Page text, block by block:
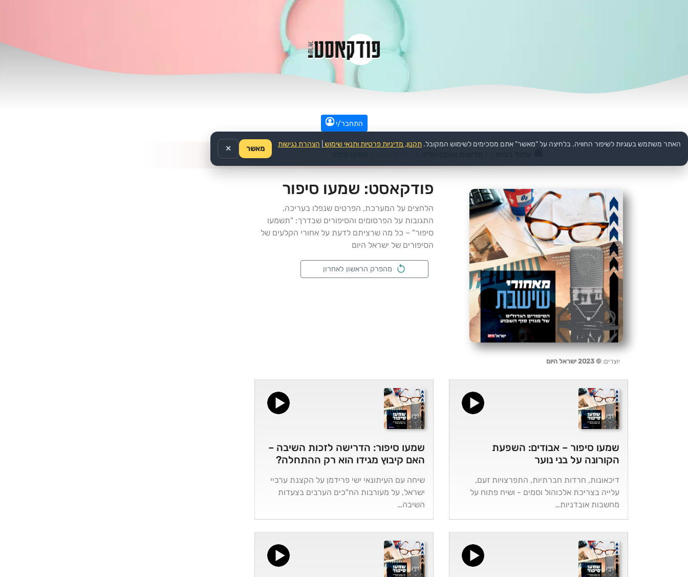
התחבר/י
יוצרים:© 2023 ישראל היום
פודקאסט: שמעו סיפור
הלחצים על המערכת, הפרטים שנפלו בעריכה,
התגובות על הפרסומים והסיפורים שבדרך: "תשמעו
סיפור" – כל מה שרציתם לדעת על אחורי הקלעים של
הסיפורים של ישראל היום
מהפרק הראשון לאחרון
שמעו סיפור – אבודים: השפעת
הקורונה על בני נוער
דיכאונות, חרדות חברתיות, התפרצויות זעם,
עלייה בצריכת אלכוהול וסמים - ושיח פתוח על
מחשבות אובדניות…
שמעו סיפור: הדרישה לזכות השיבה –
האם קיבוץ מגידו הוא רק ההתחלה?
שיחה עם העיתונאי ישי פרידמן על הקצנת ערביי
ישראל, על מעורבות הח"כים הערבים בצעדות
השיבה…
האתר משתמש בעוגיות לשיפור החוויה. בלחיצה על "מאשר" אתם מסכימים לשימוש המקובל. תקנון, מדיניות פרטיות ותנאי שימוש הצהרת נגישות
מאשר ✕